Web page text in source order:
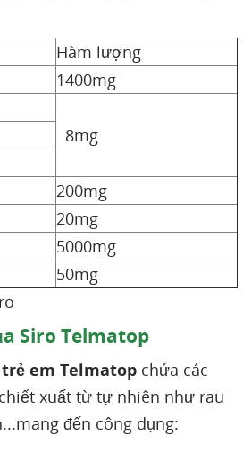
Hàm lượng
1400mg
8mg
200mg
20mg
5000mg
50mg
Siro Telmatop
trẻ em Telmatop chứa các
xuất từ tự nhiên như rau
đến công dụng: